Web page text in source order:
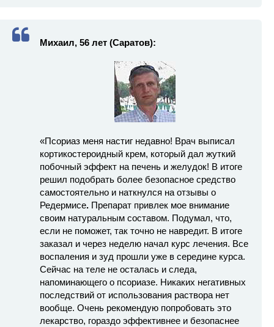
Михаил, 56 лет (Саратов):
«Псориаз меня настиг недавно! Врач выписал
кортикостероидный крем, который дал жуткий
побочный эффект на печень и желудок! В итоге
решил подобрать более безопасное средство
самостоятельно и наткнулся на отзывы о
Редермисе. Препарат привлек мое внимание
своим натуральным составом. Подумал, что,
если не поможет, так точно не навредит. В итоге
заказал и через неделю начал курс лечения. Все
воспаления и зуд прошли уже в середине курса.
Сейчас на теле не осталась и следа,
напоминающего о псориазе. Никаких негативных
последствий от использования раствора нет
вообще. Очень рекомендую попробовать это
лекарство, гораздо эффективнее и безопаснее